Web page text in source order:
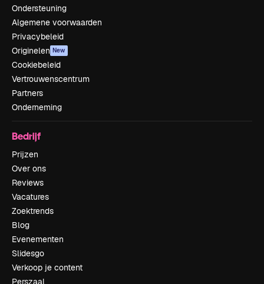
Ondersteuning
Algemene voorwaarden
Privacybeleid
Originelen New
Cookiebeleid
Vertrouwenscentrum
Partners
Onderneming
Bedrijf
Prijzen
Over ons
Reviews
Vacatures
Zoektrends
Blog
Evenementen
Slidesgo
Verkoop je content
Perszaal